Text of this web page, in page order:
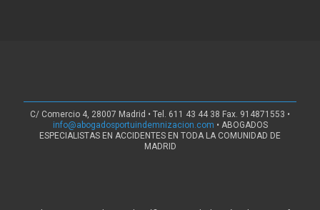
C/ Comercio 4, 28007 Madrid • Tel. 611 43 44 38 Fax. 914871553 •
info@abogadosportuindemnizacion.com • ABOGADOS
ESPECIALISTAS EN ACCIDENTES EN TODA LA COMUNIDAD DE
MADRID